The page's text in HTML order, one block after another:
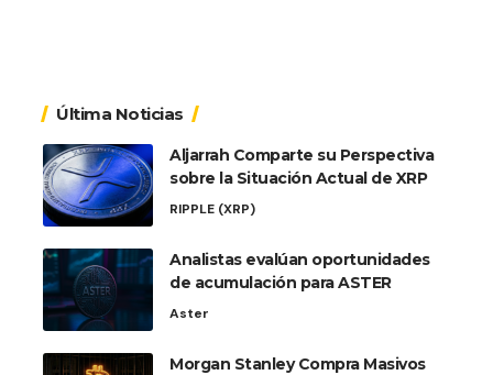
Última Noticias
Aljarrah Comparte su Perspectiva
sobre la Situación Actual de XRP
RIPPLE (XRP)
Analistas evalúan oportunidades
de acumulación para ASTER
Aster
Morgan Stanley Compra Masivos